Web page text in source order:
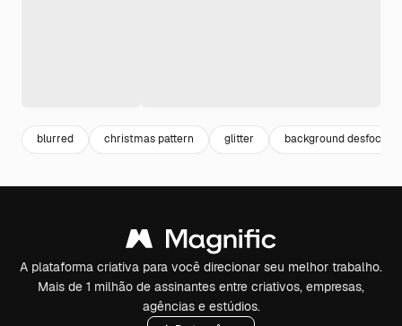
blurred christmas pattern glitter background desfocado
A plataforma criativa para você direcionar seu melhor trabalho.
Mais de 1 milhão de assinantes entre criativos, empresas,
agências e estúdios.